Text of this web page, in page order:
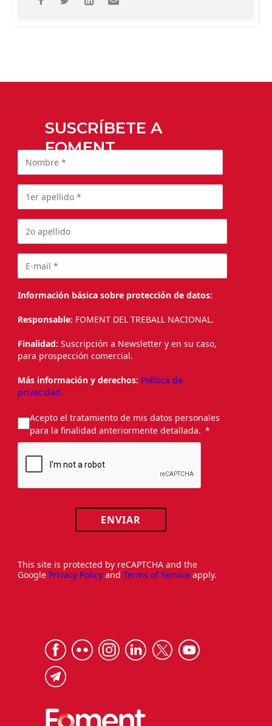
SUSCRÍBETE A
FOMENT
Información básica sobre protección de datos:
Responsable: FOMENT DEL TREBALL NACIONAL.
Finalidad: Suscripción a Newsletter y en su caso,
para prospección comercial.
Más información y derechos: Política de
privacidad.
Acepto el tratamiento de mis datos personales
para la finalidad anteriormente detallada.
ENVIAR
This site is protected by reCAPTCHA and the
Google Privacy Policy and Terms of Service apply.